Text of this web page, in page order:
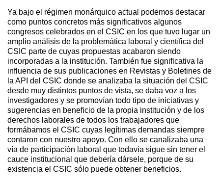
Ya bajo el régimen monárquico actual podemos destacar
como puntos concretos más significativos algunos
congresos celebrados en el CSIC en los que tuvo lugar un
amplio análisis de la problemática laboral y científica del
CSIC parte de cuyas propuestas acabaron siendo
incorporadas a la institución. También fue significativa la
influencia de sus publicaciones en Revistas y Boletines de
la API del CSIC donde se analizaba la situación del CSIC
desde muy distintos puntos de vista, se daba voz a los
investigadores y se promovían todo tipo de iniciativas y
sugerencias en beneficio de la propia institución y de los
derechos laborales de todos los trabajadores que
formábamos el CSIC cuyas legítimas demandas siempre
contaron con nuestro apoyo. Con ello se canalizaba una
vía de participación laboral que todavía sigue sin tener el
cauce institucional que debería dársele, porque de su
existencia el CSIC sólo puede obtener beneficios.